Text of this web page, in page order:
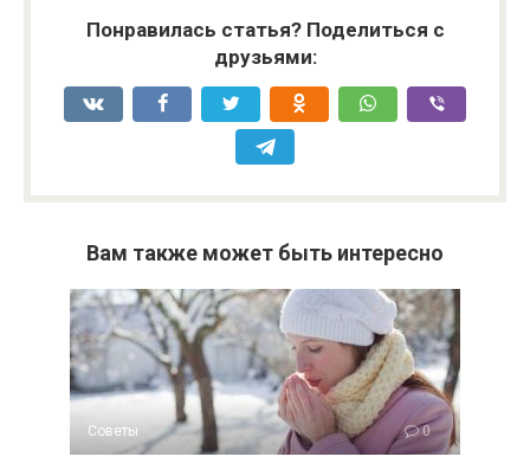
Понравилась статья? Поделиться с
друзьями:
Вам также может быть интересно
Советы 0